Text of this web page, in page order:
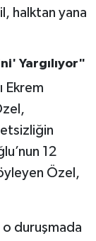
halktan yana
Yargılıyor"
Ekrem
12
Özel,
o duruşmada